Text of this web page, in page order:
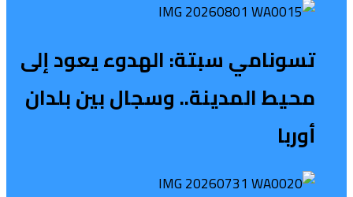
تسونامي سبتة: الهدوء يعود إلى
محيط المدينة.. وسجال بين بلدان
أوربا